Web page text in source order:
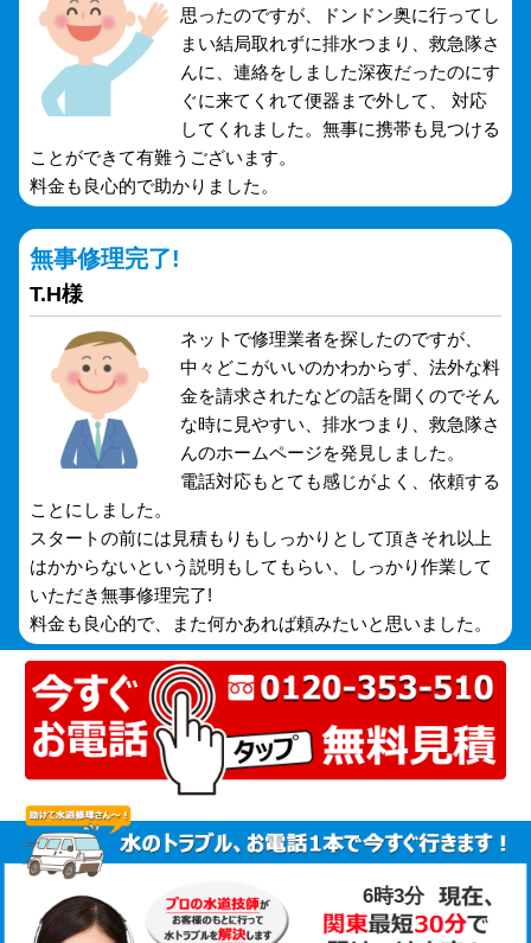
思ったのですが、ドンドン奥に行ってし
まい結局取れずに排水つまり、救急隊さ
んに、連絡をしました深夜だったのにす
ぐに来てくれて便器まで外して、 対応
してくれました。無事に携帯も見つける
ことができて有難うございます。
料金も良心的で助かりました。
無事修理完了!
T.H様
ネットで修理業者を探したのですが、
中々どこがいいのかわからず、法外な料
金を請求されたなどの話を聞くのでそん
な時に見やすい、排水つまり、救急隊さ
んのホームページを発見しました。
電話対応もとても感じがよく、依頼する
ことにしました。
スタートの前には見積もりもしっかりとして頂きそれ以上
はかからないという説明もしてもらい、しっかり作業して
いただき無事修理完了!
料金も良心的で、また何かあれば頼みたいと思いました。
6時3分